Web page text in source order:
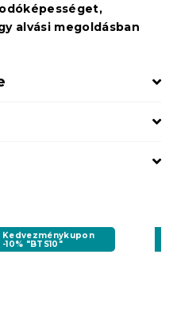
alvási megoldásban
Kedvezménykupon
-10% "BTS10"